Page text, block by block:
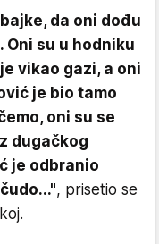
da oni dođu
Oni su u hodniku
vikao gazi, a oni
je bio tamo
oni su se
dugačkog
je odbranio
, prisetio se